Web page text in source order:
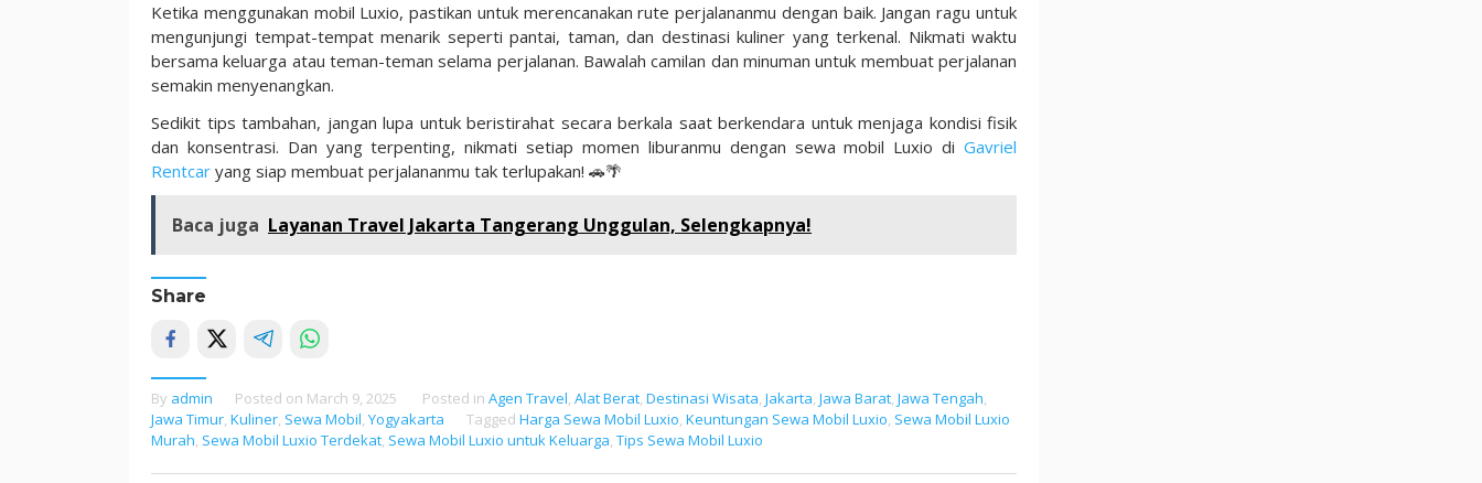
Ketika menggunakan mobil Luxio, pastikan untuk merencanakan rute perjalananmu dengan baik. Jangan ragu untuk
mengunjungi tempat-tempat menarik seperti pantai, taman, dan destinasi kuliner yang terkenal. Nikmati waktu
bersama keluarga atau teman-teman selama perjalanan. Bawalah camilan dan minuman untuk membuat perjalanan
semakin menyenangkan.
Sedikit tips tambahan, jangan lupa untuk beristirahat secara berkala saat berkendara untuk menjaga kondisi fisik
dan konsentrasi. Dan yang terpenting, nikmati setiap momen liburanmu dengan sewa mobil Luxio di Gavriel
Rentcar yang siap membuat perjalananmu tak terlupakan! 🚗🌴
Baca juga Layanan Travel Jakarta Tangerang Unggulan, Selengkapnya!
Share
By admin Posted on March 9, 2025 Posted in Agen Travel, Alat Berat, Destinasi Wisata, Jakarta, Jawa Barat, Jawa Tengah,
Jawa Timur, Kuliner, Sewa Mobil, Yogyakarta Tagged Harga Sewa Mobil Luxio, Keuntungan Sewa Mobil Luxio, Sewa Mobil Luxio
Murah, Sewa Mobil Luxio Terdekat, Sewa Mobil Luxio untuk Keluarga, Tips Sewa Mobil Luxio